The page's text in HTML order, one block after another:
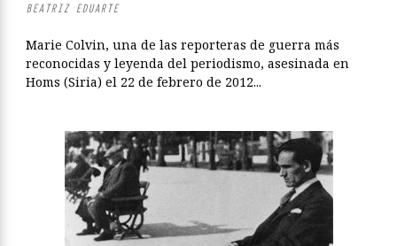
BEATRIZ EDUARTE
Marie Colvin, una de las reporteras de guerra más
reconocidas y leyenda del periodismo, asesinada en
Homs (Siria) el 22 de febrero de 2012...